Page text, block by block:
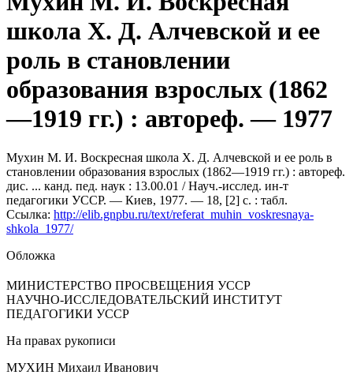
школа Х. Д. Алчевской и ее
роль в становлении
образования взрослых (1862
—1919 гг.) : автореф. — 1977
Мухин М. И. Воскресная школа Х. Д. Алчевской и ее роль в
становлении образования взрослых (1862—1919 гг.) : автореф.
дис. ... канд. пед. наук : 13.00.01 / Науч.-исслед. ин-т
педагогики УССР. — Киев, 1977. — 18, [2] с. : табл.
Ссылка: http://elib.gnpbu.ru/text/referat_muhin_voskresnaya-
shkola_1977/
Обложка
МИНИСТЕРСТВО ПРОСВЕЩЕНИЯ УССР
НАУЧНО-ИССЛЕДОВАТЕЛЬСКИЙ ИНСТИТУТ
ПЕДАГОГИКИ УССР
На правах рукописи
МУХИН Михаил Иванович